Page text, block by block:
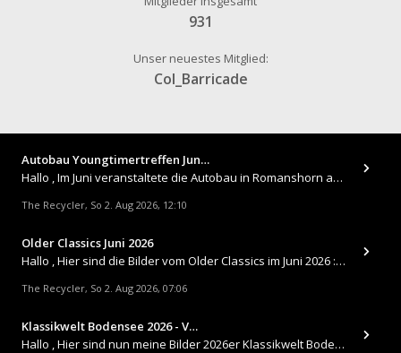
931
Unser neuestes Mitglied:
Col_Barricade
Autobau Youngtimertreffen Jun…
Hallo , Im Juni veranstaltete die Autobau in Romanshorn auf ihrem Gelände ein kleines Youngtimertreffen : https://up.
The Recycler, So 2. Aug 2026, 12:10
Older Classics Juni 2026
​Hallo , Hier sind die Bilder vom Older Classics im Juni 2026 : https://up.picr.de/51155940wd.jpg https://up.pic
The Recycler, So 2. Aug 2026, 07:06
Klassikwelt Bodensee 2026 - V…
Hallo , Hier sind nun meine Bilder 2026er Klassikwelt Bodensee 😀 https://up.picr.de/51125547rb.jpg https://up.pi